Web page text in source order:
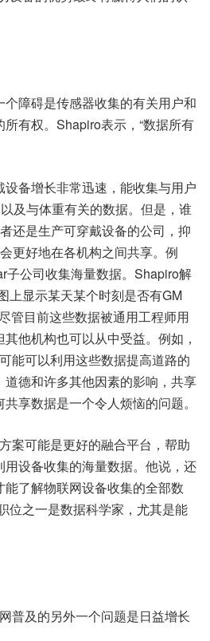
障碍是传感器收集的有关用户和
有权。Shapiro表示，“数据所有
备增长非常迅速，能收集与用户
及与体重有关的数据。但是，谁
还是生产可穿戴设备的公司，抑
更好地在各机构之间共享。例
子公司收集海量数据。Shapiro解
上显示某天某个时刻是否有GM
管目前这些数据被通用工程师用
他机构也可以从中受益。例如，
能可以利用这些数据提高道路的
德和许多其他因素的影响，共享
享数据是一个令人烦恼的问题。
案可能是更好的融合平台，帮助
设备收集的海量数据。他说，还
了解物联网设备收集的全部数
位之一是数据科学家，尤其是能
普及的另外一个问题是日益增长